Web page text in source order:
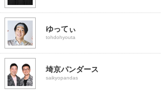
ゆってぃ
tohdohyouta
埼京パンダース
saikyopandas